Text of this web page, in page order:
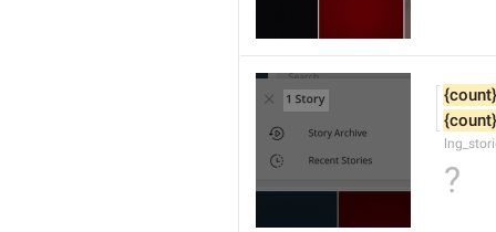
{count}
{count}
?